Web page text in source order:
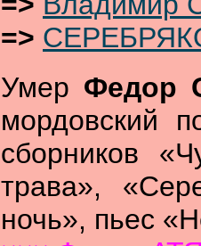
=>
Умер Федор
мордовский
сборников
трава»,
ночь», пьес